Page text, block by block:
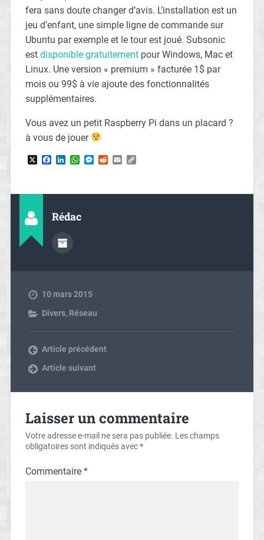
fera sans doute changer d’avis. L’installation est un
jeu d’enfant, une simple ligne de commande sur
Ubuntu par exemple et le tour est joué. Subsonic
est disponible gratuitementpour Windows, Mac et
Linux. Une version « premium » facturée 1$ par
mois ou 99$ à vie ajoute des fonctionnalités
supplémentaires.
Vous avez un petit Raspberry Pi dans un placard ?
à vous de jouer
X
Facebook
LinkedIn
WhatsApp
Messenger
Reddit
EmailCopy
Rédac
10 mars 2015
Divers, Réseau
Article précédent
Article suivant
Laisser un commentaire
Votre adresse e-mail ne sera pas publiée. Les champs
obligatoires sont indiqués avec*
Commentaire *